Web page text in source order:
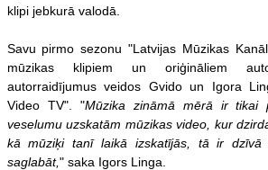
klipi jebkurā valodā.
Savu pirmo sezonu "Latvijas Mūzikas
mūzikas klipiem un oriģināliem
autorraidījumus veidos Gvido un Igora
Video TV". "Mūzika zināmā mērā ir tikai
veselumu uzskatām mūzikas video, kur
kā mūziķi tanī laikā izskatījās, tā ir
saglabāt," saka Igors Linga.